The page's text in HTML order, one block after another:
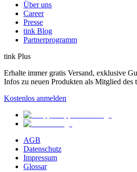
Über uns
Career
Presse
tink Blog
Partnerprogramm
tink Plus
Erhalte immer gratis Versand, exklusive
Infos zu neuen Produkten als Mitglied des
Kostenlos anmelden
AGB
Datenschutz
Impressum
Glossar